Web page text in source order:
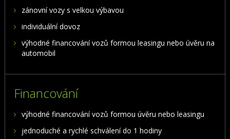
zánovní vozy s velkou výbavou
individuální dovoz
výhodné financování vozů formou leasingu nebo úvěru na
automobil
Financování
výhodné financování vozů formou úvěru nebo leasingu
jednoduché a rychlé schválení do 1 hodiny